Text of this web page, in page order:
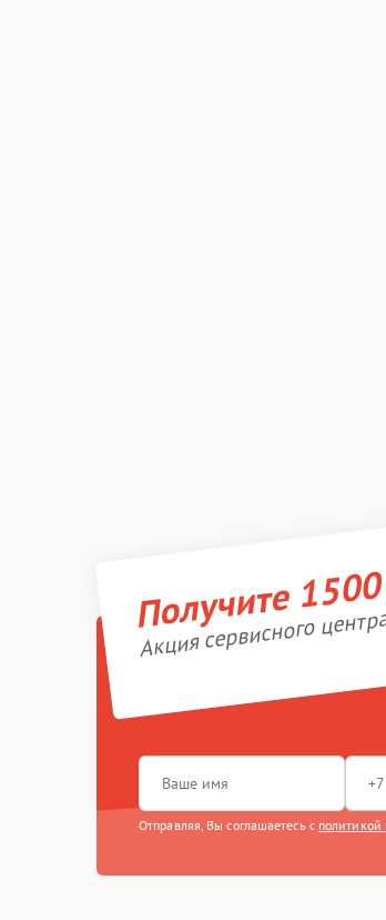
Получите
Акция сервисного
Отправляя, Вы соглашаетесь с политикой